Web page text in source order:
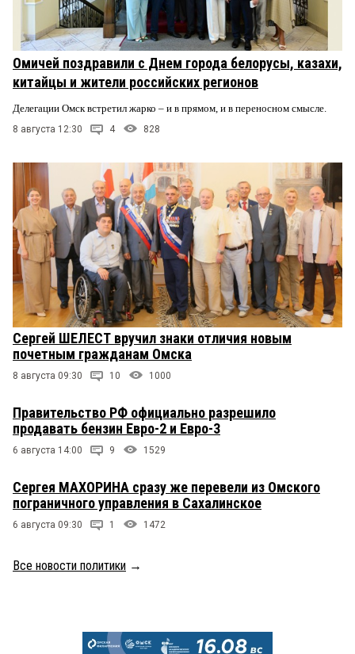
Омичей поздравили с Днем города белорусы, казахи,
китайцы и жители российских регионов
Делегации Омск встретил жарко – и в прямом, и в переносном смысле.
8 августа 12:30 4 828
Сергей ШЕЛЕСТ вручил знаки отличия новым
почетным гражданам Омска
8 августа 09:30 10 1000
Правительство РФ официально разрешило
продавать бензин Евро-2 и Евро-3
6 августа 14:00 9 1529
Сергея МАХОРИНА сразу же перевели из Омского
пограничного управления в Сахалинское
6 августа 09:30 1 1472
Все новости политики →